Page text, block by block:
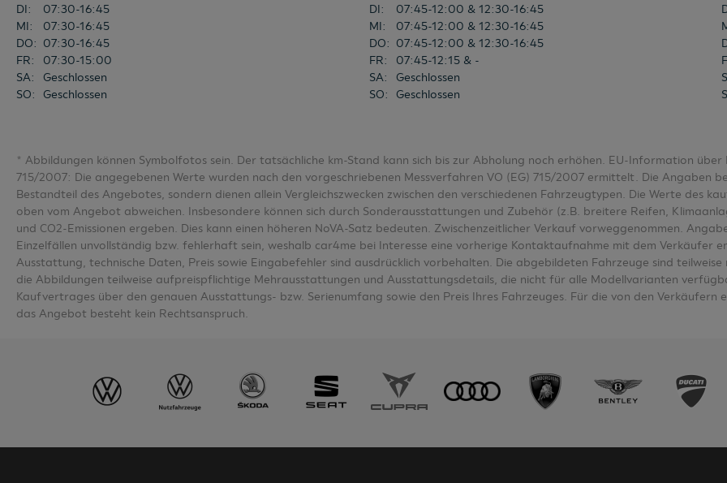
DI:
07:30-16:45
MI:
07:30-16:45
DO: 07:30-16:45
FR:
07:30-15:00
SA:
Geschlossen
SO: Geschlossen
DI:
07:45-12:00 & 12:30-16:45
MI:
07:45-12:00 & 12:30-16:45
DO: 07:45-12:00 & 12:30-16:45
FR:
07:45-12:15 & -
SA:
Geschlossen
SO: Geschlossen
* Abbildungen können Symbolfotos sein. Der tatsächliche km-Stand kann sich bis zur Abholung noch erhöhen. EU-Information
715/2007: Die angegebenen Werte wurden nach den vorgeschriebenen Messverfahren VO (EG) 715/2007 ermittelt. Die Angaben
Bestandteil des Angebotes, sondern dienen allein Vergleichszwecken zwischen den verschiedenen Fahrzeugtypen. Die Werte des
oben vom Angebot abweichen. Insbesondere können sich durch Sonderausstattungen und Zubehör (z.B. breitere Reifen,
und CO2-Emissionen ergeben. Dies kann einen höheren NoVA-Satz bedeuten. Zwischenzeitlicher Verkauf vorweggenommen.
Einzelfällen unvollständig bzw. fehlerhaft sein, weshalb car4me bei Interesse eine vorherige Kontaktaufnahme mit dem Verkäufer
Ausstattung, technische Daten, Preis sowie Eingabefehler sind ausdrücklich vorbehalten. Die abgebildeten Fahrzeuge sind
die Abbildungen teilweise aufpreispflichtige Mehrausstattungen und Ausstattungsdetails, die nicht für alle Modellvarianten
Kaufvertrages über den genauen Ausstattungs- bzw. Serienumfang sowie den Preis Ihres Fahrzeuges. Für die von den
das Angebot besteht kein Rechtsanspruch.